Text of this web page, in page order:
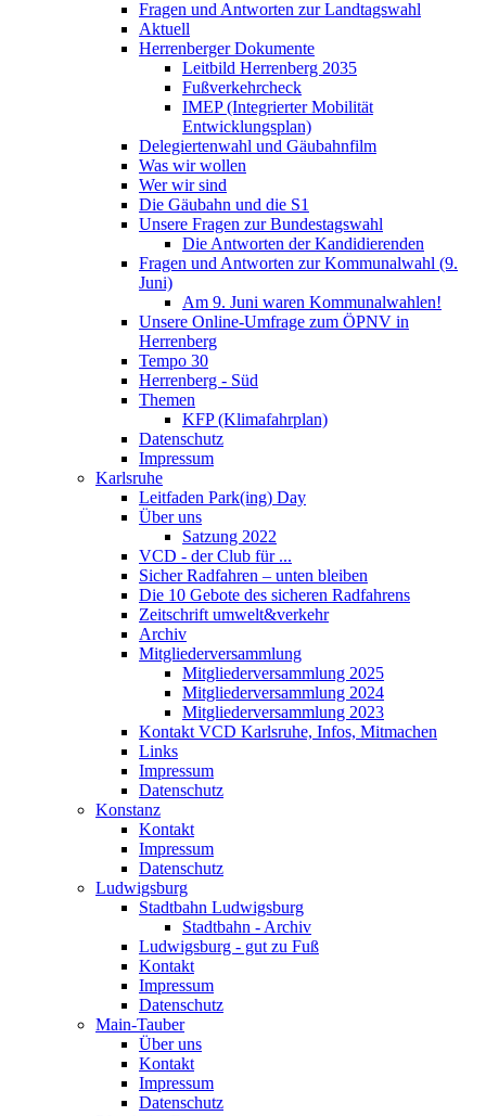
Fragen und Antworten zur Landtagswahl
Aktuell
Herrenberger Dokumente
Leitbild Herrenberg 2035
Fußverkehrcheck
IMEP (Integrierter Mobilität
Entwicklungsplan)
Delegiertenwahl und Gäubahnfilm
Was wir wollen
Wer wir sind
Die Gäubahn und die S1
Unsere Fragen zur Bundestagswahl
Die Antworten der Kandidierenden
Fragen und Antworten zur Kommunalwahl (9.
Juni)
Am 9. Juni waren Kommunalwahlen!
Unsere Online-Umfrage zum ÖPNV in
Herrenberg
Tempo 30
Herrenberg - Süd
Themen
KFP (Klimafahrplan)
Datenschutz
Impressum
Karlsruhe
Leitfaden Park(ing) Day
Über uns
Satzung 2022
VCD - der Club für ...
Sicher Radfahren – unten bleiben
Die 10 Gebote des sicheren Radfahrens
Zeitschrift umwelt&verkehr
Archiv
Mitgliederversammlung
Mitgliederversammlung 2025
Mitgliederversammlung 2024
Mitgliederversammlung 2023
Kontakt VCD Karlsruhe, Infos, Mitmachen
Links
Impressum
Datenschutz
Konstanz
Kontakt
Impressum
Datenschutz
Ludwigsburg
Stadtbahn Ludwigsburg
Stadtbahn - Archiv
Ludwigsburg - gut zu Fuß
Kontakt
Impressum
Datenschutz
Main-Tauber
Über uns
Kontakt
Impressum
Datenschutz